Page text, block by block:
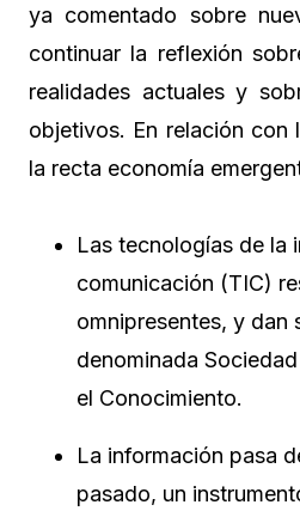
ya comentado sobre
continuar la reflexión
realidades actuales y
objetivos. En relación con
la recta economía
Las tecnologías de la
comunicación (TIC)
omnipresentes, y dan
denominada
el Conocimiento.
La información pasa
pasado, un